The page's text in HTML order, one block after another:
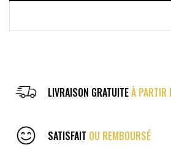
LIVRAISON GRATUITEÀ
SATISFAIT OU REMBOURSÉ